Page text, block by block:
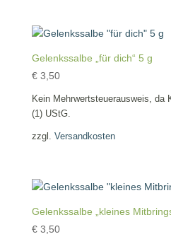
Gelenkssalbe „für dich“ 5 g
€3,50
Kein Mehrwertsteuerausweis, da
(1) UStG.
zzgl. Versandkosten
Gelenkssalbe „kleines
€3,50